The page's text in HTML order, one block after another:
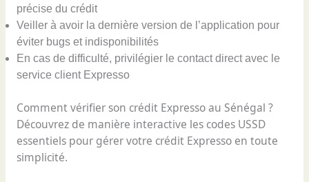
précise du crédit
Veiller à avoir la dernière version de l’application pour
éviter bugs et indisponibilités
En cas de difficulté, privilégier le contact direct avec le
service client Expresso
Comment vérifier son crédit Expresso au Sénégal ?
Découvrez de manière interactive les codes USSD
essentiels pour gérer votre crédit Expresso en toute
simplicité.